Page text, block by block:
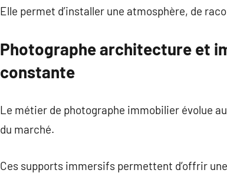
Elle permet d’installer une atmosphère, de
Photographe architecture et
constante
Le métier de photographe immobilier évolue
du marché.
Ces supports immersifs permettent d’offrir